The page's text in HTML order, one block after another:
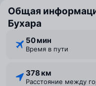
Общая
Бухара
50 мин
Время в пути
378 км
Расстояние между